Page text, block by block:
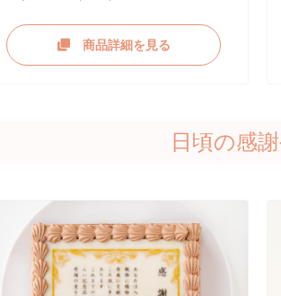
商品詳細を見る
日頃の感